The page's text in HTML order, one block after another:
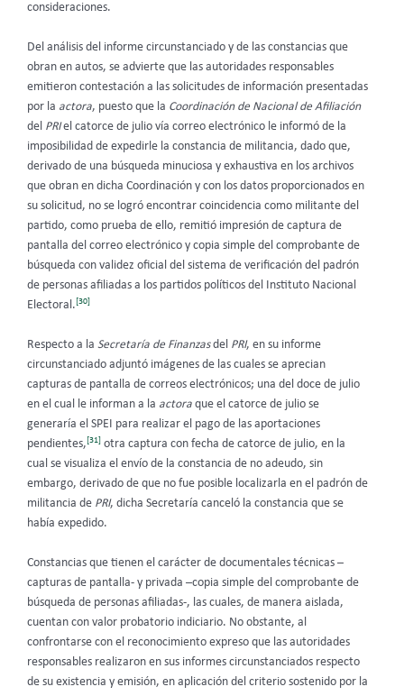
consideraciones.
Del análisis del informe circunstanciado y de las constancias que
obran en autos, se advierte que las autoridades responsables
emitieron contestación a las solicitudes de información presentadas
por la actora, puesto que la Coordinación de Nacional de Afiliación
del PRIel catorce de julio vía correo electrónico le informó de la
imposibilidad de expedirle la constancia de militancia, dado que,
derivado de una búsqueda minuciosa y exhaustiva en los archivos
que obran en dicha Coordinación y con los datos proporcionados en
su solicitud, no se logró encontrar coincidencia como militante del
partido, como prueba de ello, remitió impresión de captura de
pantalla del correo electrónico y copia simple del comprobante de
búsqueda con validez oficial del sistema de verificación del padrón
de personas afiliadas a los partidos políticos del Instituto Nacional
Electoral.[30]
Respecto a la Secretaría de Finanzasdel PRI, en su informe
circunstanciado adjuntó imágenes de las cuales se aprecian
capturas de pantalla de correos electrónicos; una del doce de julio
en el cual le informan a la actora que el catorce de julio se
generaría el SPEI para realizar el pago de las aportaciones
pendientes,[31] otra captura con fecha de catorce de julio, en la
cual se visualiza el envío de la constancia de no adeudo, sin
embargo, derivado de que no fue posible localizarla en el padrón de
militancia de PRI, dicha Secretaría canceló la constancia que se
había expedido.
Constancias que tienen el carácter de documentales técnicas –
capturas de pantalla- y privada –copia simple del comprobante de
búsqueda de personas afiliadas-, las cuales, de manera aislada,
cuentan con valor probatorio indiciario. No obstante, al
confrontarse con el reconocimiento expreso que las autoridades
responsables realizaron en sus informes circunstanciados respecto
de su existencia y emisión, en aplicación del criterio sostenido por la